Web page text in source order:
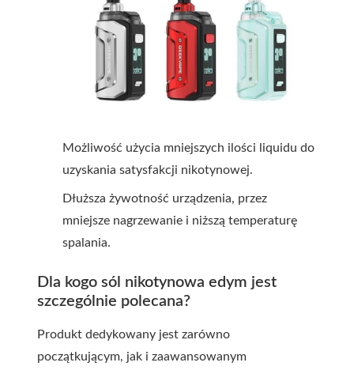
Możliwość użycia mniejszych ilości liquidu do
uzyskania satysfakcji nikotynowej.
Dłuższa żywotność urządzenia, przez
mniejsze nagrzewanie i niższą temperaturę
spalania.
Dla kogo sól nikotynowa edym jest
szczególnie polecana?
Produkt dedykowany jest zarówno
początkującym, jak i zaawansowanym